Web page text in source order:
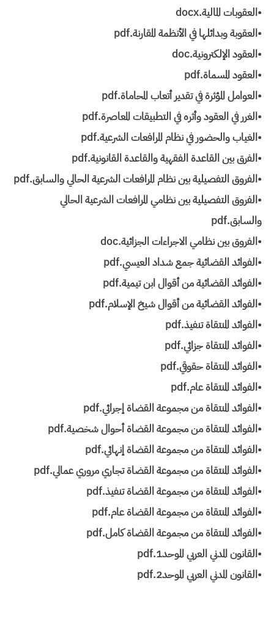
•العقوبات المالية.docx
•العقوبة وبدائلها في الأنظمة المقارنة.pdf
•العقود الإلكترونية.doc
•العقود المسماة.pdf
•العوامل المؤثرة في تقدير أتعاب المحاماة.pdf
•الغرر في العقود وأثره في التطبيقات المعاصرة.pdf
•الغياب والحضور في نظام المرافعات الشرعية.pdf
•الفرق بين القاعدة الفقهية والقاعدة القانونية.pdf
•الفروق التفصيلية بين نظام المرافعات الشرعية الحالي والسابق.pdf
•الفروق التفصيلية بين نظامي المرافعات الشرعية الحالي
والسابق.pdf
•الفروق بين نظامي الاجراءات الجزائية.doc
•الفوائد القضائية جمع شداد العيسي‏.pdf
•الفوائد القضائية من أقوال ابن تيمية.pdf
•الفوائد القضائية من أقوال شيخ الإسلام.pdf
•الفوائد المنتقاة تنفيذ.pdf
•الفوائد المنتقاة جزائي.pdf
•الفوائد المنتقاة حقوقي.pdf
•الفوائد المنتقاة عام.pdf
•الفوائد المنتقاة من مجموعة القضاة إجرائي.pdf
•الفوائد المنتقاة من مجموعة القضاة أحوال شخصية.pdf
•الفوائد المنتقاة من مجموعة القضاة إنهائي.pdf
•الفوائد المنتقاة من مجموعة القضاة تجاري مروري عمالي.pdf
•الفوائد المنتقاة من مجموعة القضاة تنفيذ.pdf
•الفوائد المنتقاة من مجموعة القضاة عام.pdf
•الفوائد المنتقاة من مجموعة القضاة كامل.pdf
•القانون المدني العربي الموحد1.pdf
•القانون المدني العربي الموحد2.pdf